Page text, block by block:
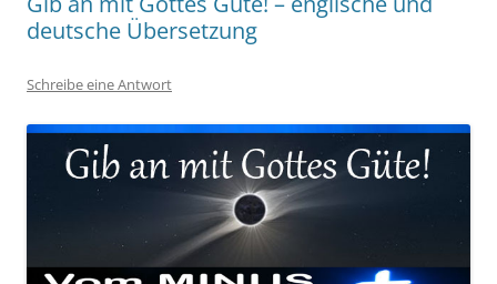
deutsche Übersetzung
Schreibe eine Antwort